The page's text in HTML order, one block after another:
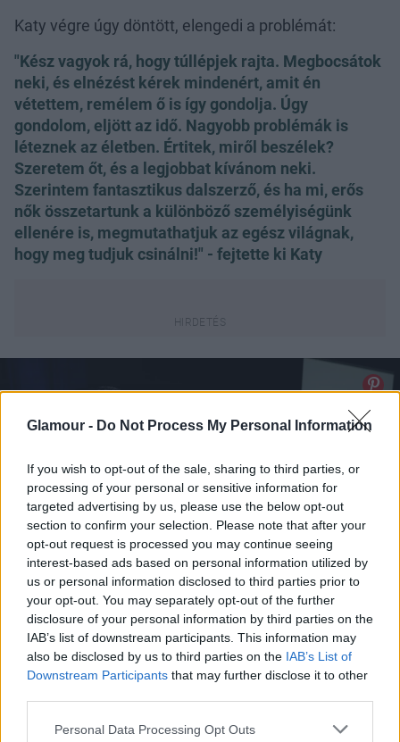
Glamour - Do Not Process My Personal Information
If you wish to opt-out of the sale, sharing to third parties, or
processing of your personal or sensitive information for
targeted advertising by us, please use the below opt-out
section to confirm your selection. Please note that after your
opt-out request is processed you may continue seeing
interest-based ads based on personal information utilized by
us or personal information disclosed to third parties prior to
your opt-out. You may separately opt-out of the further
disclosure of your personal information by third parties on the
IAB’s list of downstream participants. This information may
also be disclosed by us to third parties on the IAB’s List of
Downstream Participants that may further disclose it to other
Please note that this website/app uses one or more Google
Personal Data Processing Opt Outs
Katy végre úgy döntött, elengedi a problémát:
"Kész vagyok rá, hogy túllépjek rajta. Megbocsátok
neki, és elnézést kérek mindenért, amit én
vétettem, remélem ő is így gondolja. Úgy
gondolom, eljött az idő. Nagyobb problémák is
léteznek az életben. Értitek, miről beszélek?
Szeretem őt, és a legjobbat kívánom neki.
Szerintem fantasztikus dalszerző, és ha mi, erős
nők összetartunk a különböző személyiségünk
ellenére is, megmutathatjuk az egész világnak,
hogy meg tudjuk csinálni!" - fejtette ki Katy